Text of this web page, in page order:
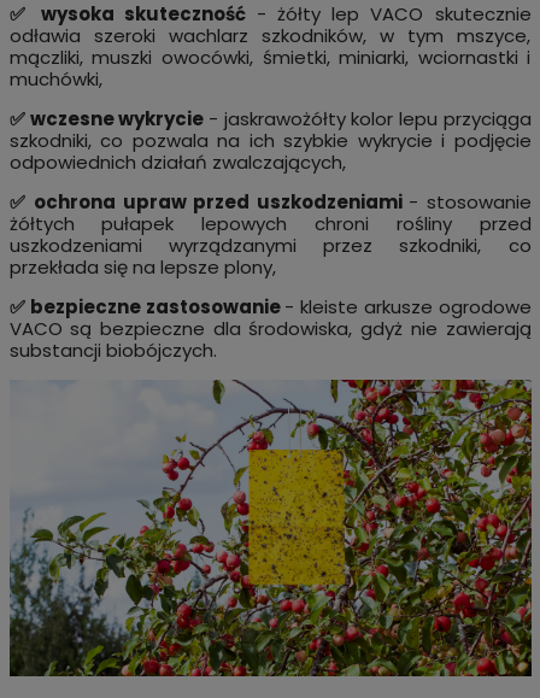
✅ wysoka skuteczność - żółty lep VACO skutecznie
odławia szeroki wachlarz szkodników, w tym mszyce,
mączliki, muszki owocówki, śmietki, miniarki, wciornastki i
muchówki,
✅ wczesne wykrycie - jaskrawożółty kolor lepu przyciąga
szkodniki, co pozwala na ich szybkie wykrycie i podjęcie
odpowiednich działań zwalczających,
✅ ochrona upraw przed uszkodzeniami - stosowanie
żółtych pułapek lepowych chroni rośliny przed
uszkodzeniami wyrządzanymi przez szkodniki, co
przekłada się na lepsze plony,
✅ bezpieczne zastosowanie- kleiste arkusze ogrodowe
VACO są bezpieczne dla środowiska, gdyż nie zawierają
substancji biobójczych.